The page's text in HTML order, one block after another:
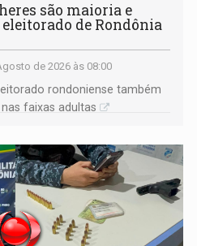
são maioria e
de Rondônia
de 2026 às 08:00
rondoniense também
faixas adultas